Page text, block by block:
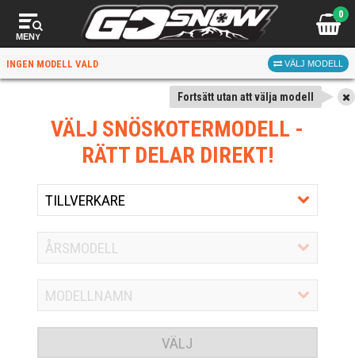
MENY
0
INGEN MODELL VALD VÄLJ MODELL
Fortsätt utan att välja modell
VÄLJ SNÖSKOTERMODELL -
RÄTT DELAR DIREKT!
VÄLJ